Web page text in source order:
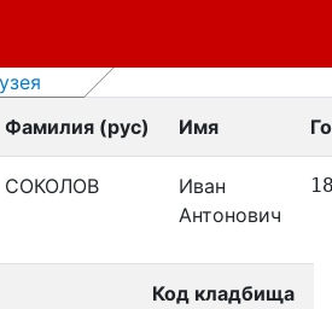
Фамилия (рус) Имя
СОКОЛОВ
Иван
Антонович
Код кладбища